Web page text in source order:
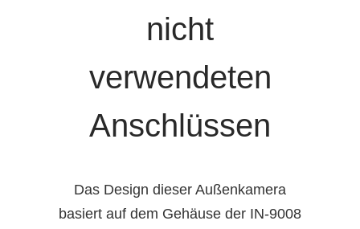
nicht
verwendeten
Anschlüssen
Das Design dieser Außenkamera
basiert auf dem Gehäuse der IN-9008